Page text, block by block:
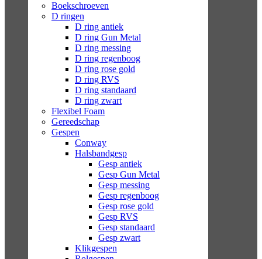
Boekschroeven
D ringen
D ring antiek
D ring Gun Metal
D ring messing
D ring regenboog
D ring rose gold
D ring RVS
D ring standaard
D ring zwart
Flexibel Foam
Gereedschap
Gespen
Conway
Halsbandgesp
Gesp antiek
Gesp Gun Metal
Gesp messing
Gesp regenboog
Gesp rose gold
Gesp RVS
Gesp standaard
Gesp zwart
Klikgespen